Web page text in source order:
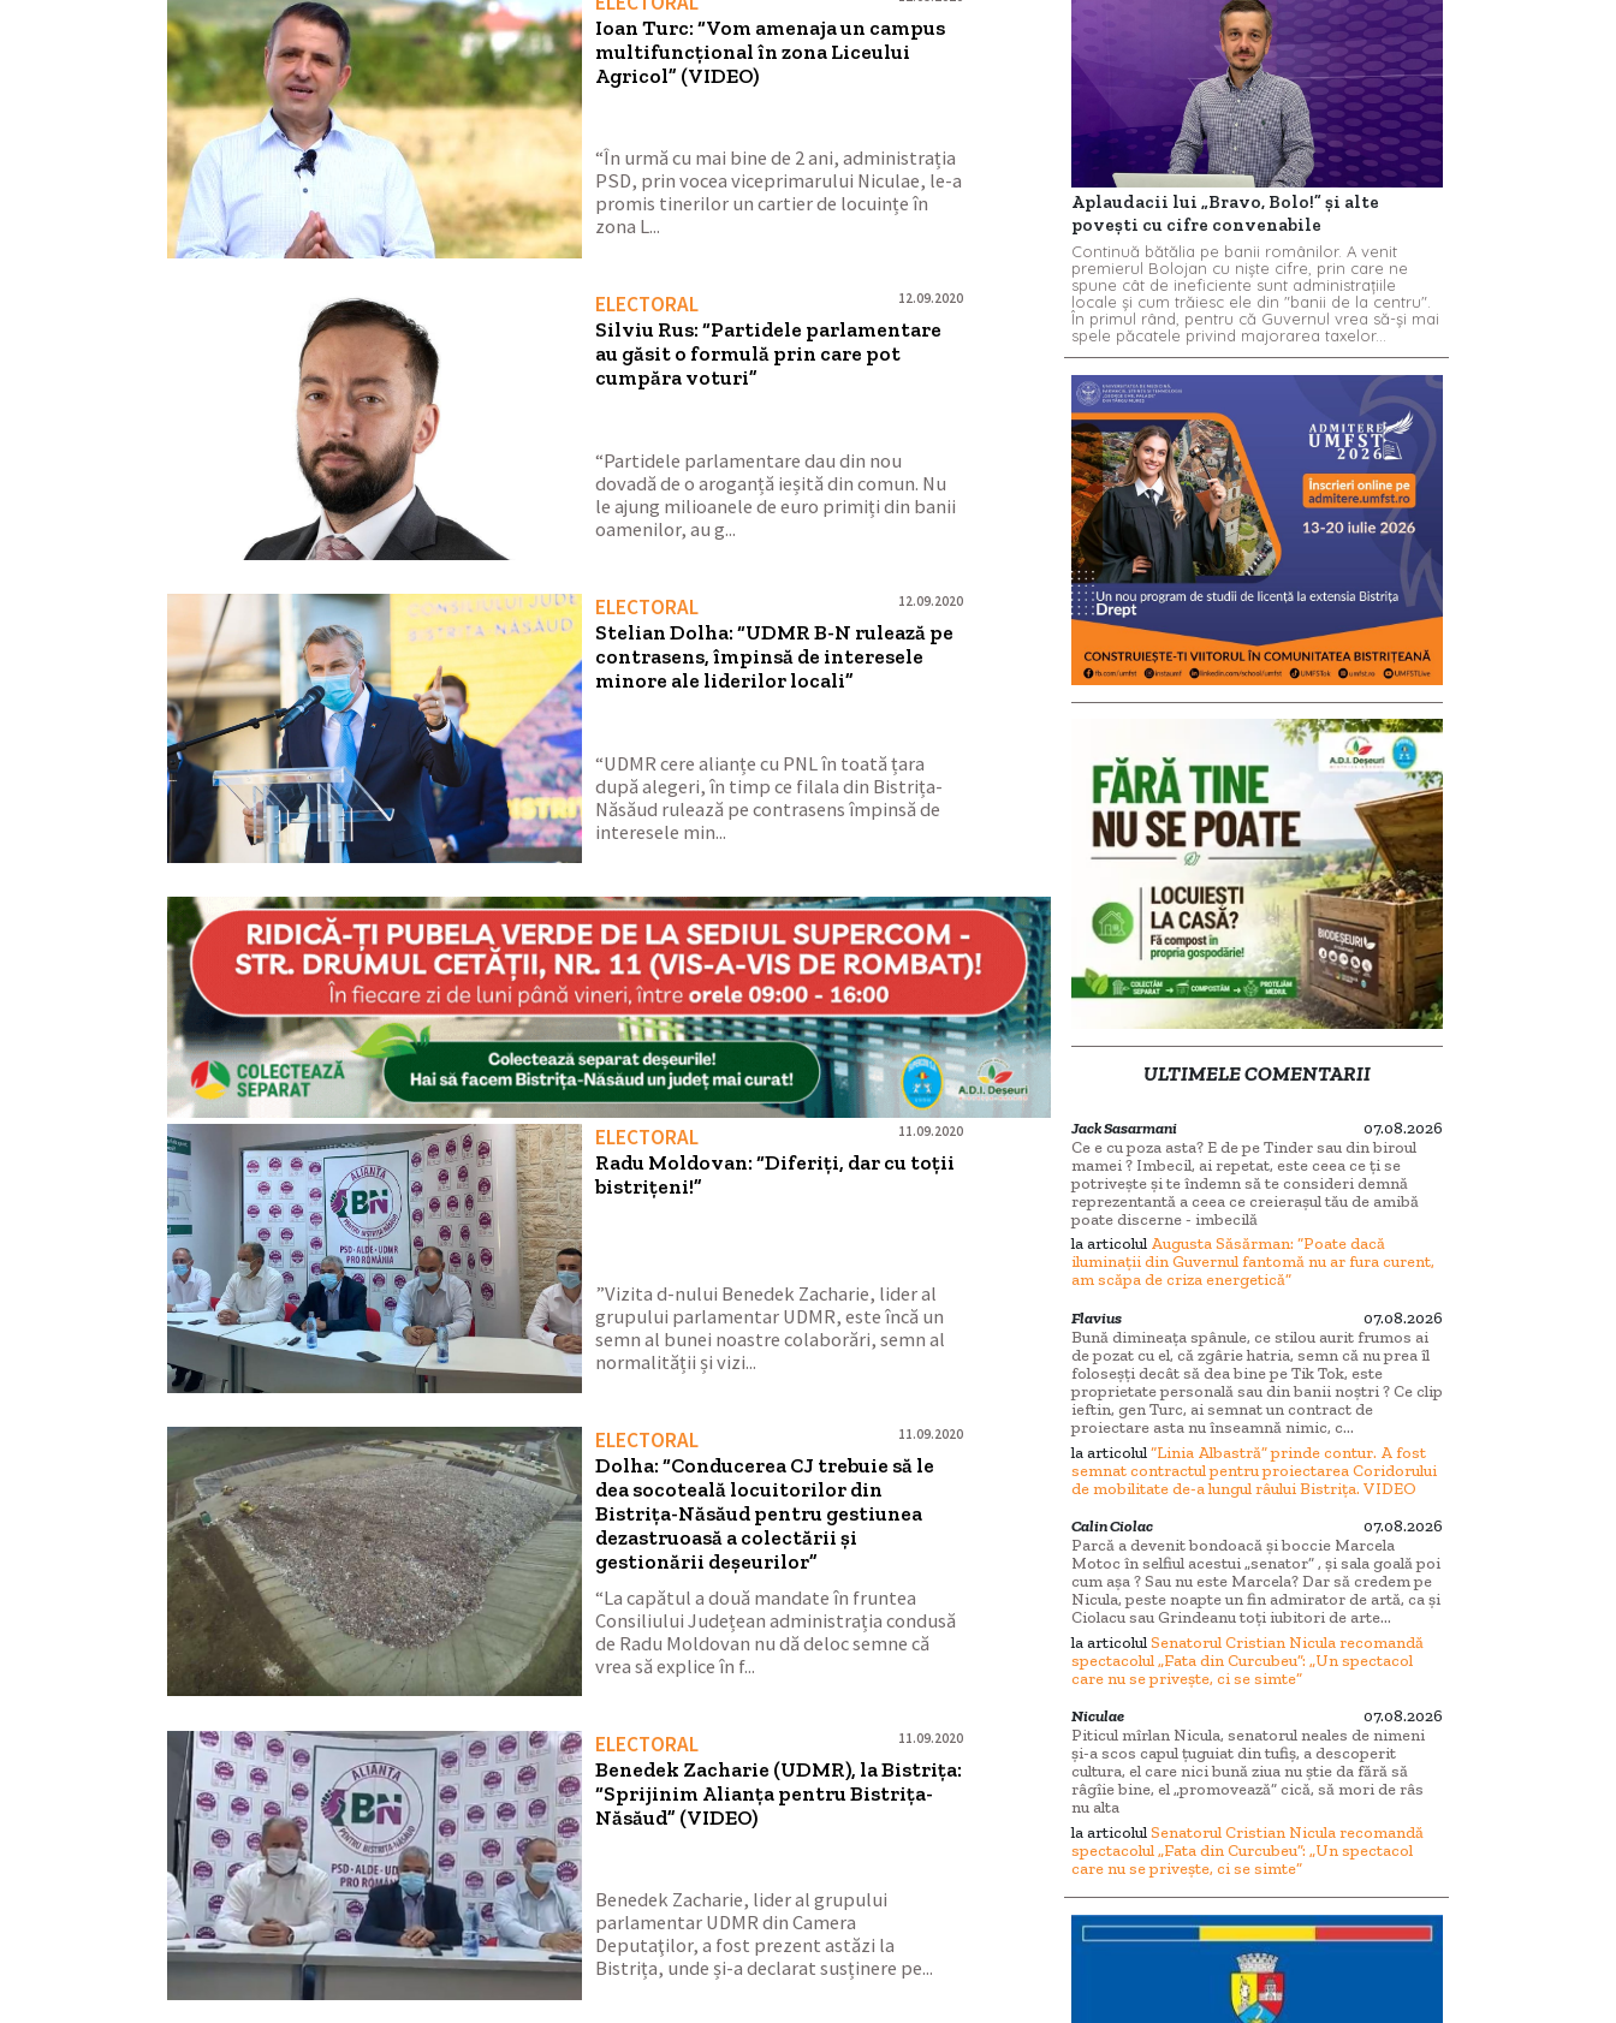
Ioan Turc: “Vom amenaja un campus
multifuncțional în zona Liceului
Agricol” (VIDEO)
“În urmă cu mai bine de 2 ani, administrația
PSD, prin vocea viceprimarului Niculae, le-a
promis tinerilor un cartier de locuințe în
zona L...
ELECTORAL 12.09.2020
Silviu Rus: “Partidele parlamentare
au găsit o formulă prin care pot
cumpăra voturi”
“Partidele parlamentare dau din nou
dovadă de o aroganță ieșită din comun. Nu
le ajung milioanele de euro primiți din banii
oamenilor, au g...
ELECTORAL 12.09.2020
Stelian Dolha: “UDMR B-N rulează pe
contrasens, împinsă de interesele
minore ale liderilor locali”
“UDMR cere alianțe cu PNL în toată țara
după alegeri, în timp ce filala din Bistrița-
Năsăud rulează pe contrasens împinsă de
interesele min...
ELECTORAL 11.09.2020
Radu Moldovan: “Diferiți, dar cu toții
bistrițeni!”
”Vizita d-nului Benedek Zacharie, lider al
grupului parlamentar UDMR, este încă un
semn al bunei noastre colaborări, semn al
normalității și vizi...
ELECTORAL 11.09.2020
Dolha: “Conducerea CJ trebuie să le
dea socoteală locuitorilor din
Bistrița-Năsăud pentru gestiunea
dezastruoasă a colectării și
gestionării deșeurilor”
“La capătul a două mandate în fruntea
Consiliului Județean administrația condusă
de Radu Moldovan nu dă deloc semne că
vrea să explice în f...
ELECTORAL 11.09.2020
Benedek Zacharie (UDMR), la Bistrița:
“Sprijinim Alianţa pentru Bistriţa-
Năsăud” (VIDEO)
Benedek Zacharie, lider al grupului
parlamentar UDMR din Camera
Deputaţilor, a fost prezent astăzi la
Bistrița, unde și-a declarat susținere pe...
Aplaudacii lui „Bravo, Bolo!” și alte
povești cu cifre convenabile
Continuă bătălia pe banii românilor. A venit
premierul Bolojan cu niște cifre, prin care ne
spune cât de ineficiente sunt administrațiile
locale și cum trăiesc ele din "banii de la centru".
În primul rând, pentru că Guvernul vrea să-și mai
spele păcatele privind majorarea taxelor...
ULTIMELE COMENTARII
Jack Sasarmani
07.08.2026
Ce e cu poza asta? E de pe Tinder sau din biroul
mamei ? Imbecil, ai repetat, este ceea ce ți se
potrivește și te îndemn să te consideri demnă
reprezentantă a ceea ce creierașul tău de amibă
poate discerne - imbecilă
la articolul Augusta Săsărman: “Poate dacă
iluminații din Guvernul fantomă nu ar fura curent,
am scăpa de criza energetică”
Flavius
07.08.2026
Bună dimineața spânule, ce stilou aurit frumos ai
de pozat cu el, că zgârie hatria, semn că nu prea îl
foloseșți decât să dea bine pe Tik Tok, este
proprietate personală sau din banii noștri ? Ce clip
ieftin, gen Turc, ai semnat un contract de
proiectare asta nu înseamnă nimic, c...
la articolul“Linia Albastră” prinde contur. A fost
semnat contractul pentru proiectarea Coridorului
de mobilitate de-a lungul râului Bistrița. VIDEO
Calin Ciolac
07.08.2026
Parcă a devenit bondoacă și boccie Marcela
Motoc în selfiul acestui „senator” , și sala goală poi
cum așa ? Sau nu este Marcela? Dar să credem pe
Nicula, peste noapte un fin admirator de artă, ca și
Ciolacu sau Grindeanu toți iubitori de arte...
la articolulSenatorul Cristian Nicula recomandă
spectacolul „Fata din Curcubeu”: „Un spectacol
care nu se privește, ci se simte”
Niculae
07.08.2026
Piticul mîrlan Nicula, senatorul neales de nimeni
și-a scos capul țuguiat din tufiș, a descoperit
cultura, el care nici bună ziua nu știe da fără să
râgîie bine, el „promovează” cică, să mori de râs
nu alta
la articolulSenatorul Cristian Nicula recomandă
spectacolul „Fata din Curcubeu”: „Un spectacol
care nu se privește, ci se simte”